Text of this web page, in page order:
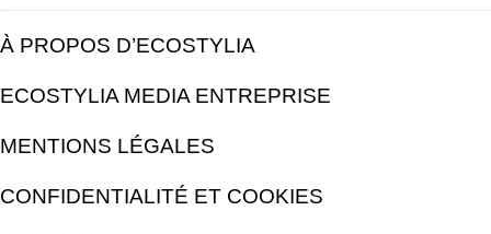
À PROPOS D’ECOSTYLIA
ECOSTYLIA MEDIA ENTREPRISE
MENTIONS LÉGALES
CONFIDENTIALITÉ ET COOKIES